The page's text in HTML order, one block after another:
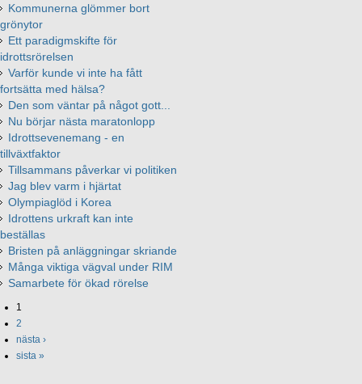
Kommunerna glömmer bort
grönytor
Ett paradigmskifte för
idrottsrörelsen
Varför kunde vi inte ha fått
fortsätta med hälsa?
Den som väntar på något gott...
Nu börjar nästa maratonlopp
Idrottsevenemang - en
tillväxtfaktor
Tillsammans påverkar vi politiken
Jag blev varm i hjärtat
Olympiaglöd i Korea
Idrottens urkraft kan inte
beställas
Bristen på anläggningar skriande
Många viktiga vägval under RIM
Samarbete för ökad rörelse
1
2
nästa ›
sista »